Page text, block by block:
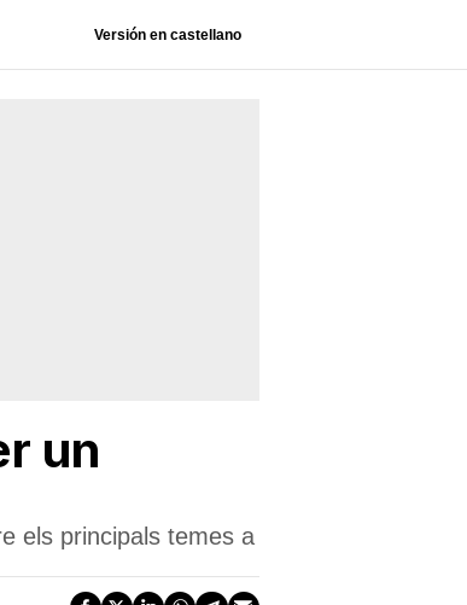
Versión en castellano
un
els principals temes a